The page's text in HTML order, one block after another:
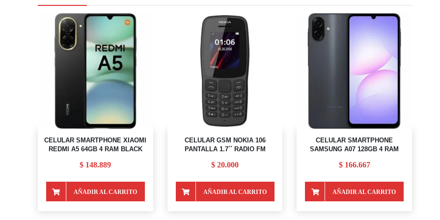
CELULAR SMARTPHONE XIAOMI
REDMI A5 64GB 4 RAM BLACK
$ 148.889
AÑADIR AL CARRITO
CELULAR GSM NOKIA 106
PANTALLA 1.7´´ RADIO FM
$ 20.000
AÑADIR AL CARRITO
CELULAR SMARTPHONE
SAMSUNG A07 128GB 4 RAM
$166.667
AÑADIR AL CARRITO